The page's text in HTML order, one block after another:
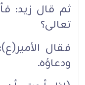
ثم قال زيد:
تعالى؟
فقال
ودعاؤه.